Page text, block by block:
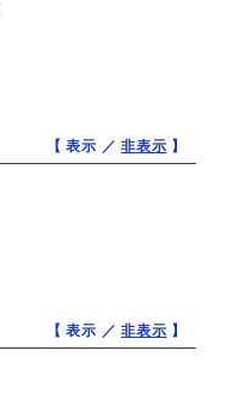
【 表示 ／非表示 】
【 表示 ／非表示 】